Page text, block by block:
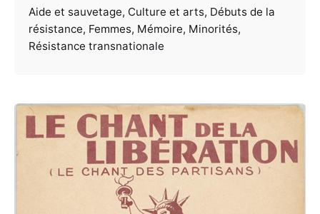
Aide et sauvetage Culture et arts Débuts de la
résistance Femmes Mémoire Minorités
Résistance transnationale